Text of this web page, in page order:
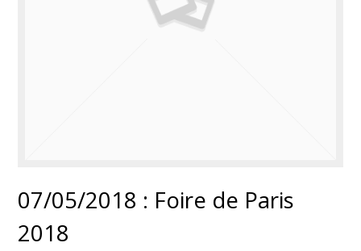
07/05/2018 : Foire de Paris
2018